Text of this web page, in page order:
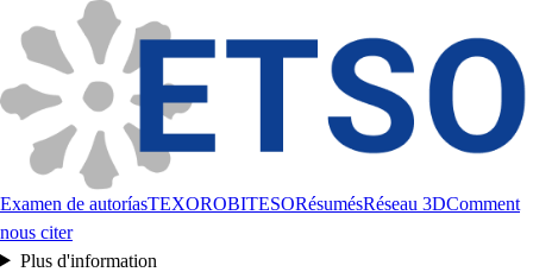
Examen de autoríasTEXOROBITESORésumésRéseau 3DComment
nous citer
Plus d'information